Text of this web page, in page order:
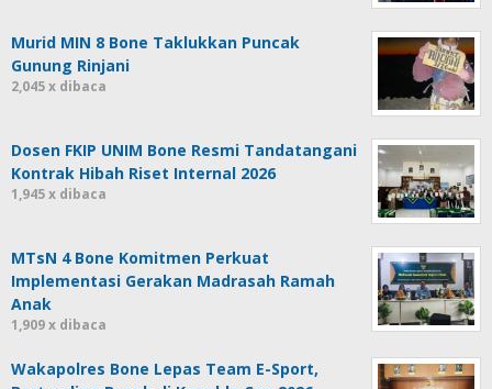
Murid MIN 8 Bone Taklukkan Puncak
Gunung Rinjani
2,045 x dibaca
Dosen FKIP UNIM Bone Resmi Tandatangani
Kontrak Hibah Riset Internal 2026
1,945 x dibaca
MTsN 4 Bone Komitmen Perkuat
Implementasi Gerakan Madrasah Ramah
Anak
1,909 x dibaca
Wakapolres Bone Lepas Team E-Sport,